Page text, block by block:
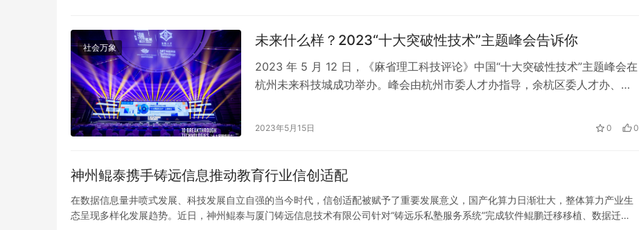
社会万象 未来什么样？2023“十大突破性技术”主题峰会告诉你
2023 年 5 月 12 日，《麻省理工科技评论》中国“十大突破性技术”主题峰会在
杭州未来科技城成功举办。峰会由杭州市委人才办指导，余杭区委人才办、杭
DeepTech、云樾科技（杭州）有限责任公司共同承办。会上，国内外顶级专
2023年5月15日 0 0
神州鲲泰携手铸远信息推动教育行业信创适配
在数据信息量井喷式发展、科技发展自立自强的当今时代，信创适配被赋予了重要发展意义，国产化算力日渐壮大，整体算力产业生
态呈现多样化发展趋势。近日，神州鲲泰与厦门铸远信息技术有限公司针对“铸远乐私塾服务系统”完成软件鲲鹏迁移移植、数据迁